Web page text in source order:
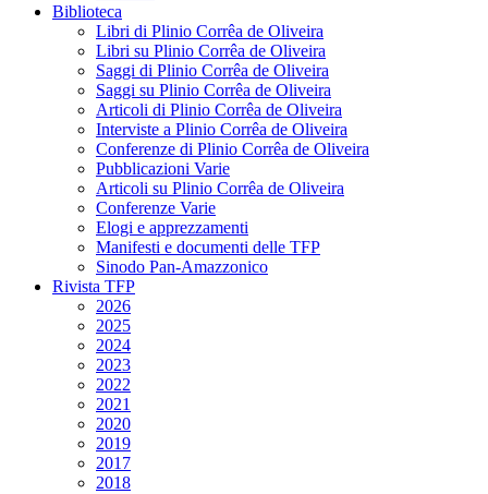
Biblioteca
Libri di Plinio Corrêa de Oliveira
Libri su Plinio Corrêa de Oliveira
Saggi di Plinio Corrêa de Oliveira
Saggi su Plinio Corrêa de Oliveira
Articoli di Plinio Corrêa de Oliveira
Interviste a Plinio Corrêa de Oliveira
Conferenze di Plinio Corrêa de Oliveira
Pubblicazioni Varie
Articoli su Plinio Corrêa de Oliveira
Conferenze Varie
Elogi e apprezzamenti
Manifesti e documenti delle TFP
Sinodo Pan-Amazzonico
Rivista TFP
2026
2025
2024
2023
2022
2021
2020
2019
2017
2018